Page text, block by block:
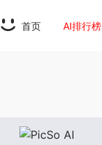
首页 AI排行榜